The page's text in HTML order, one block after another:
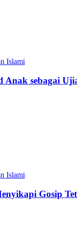
Islami
Anak sebagai
Islami
Gosip